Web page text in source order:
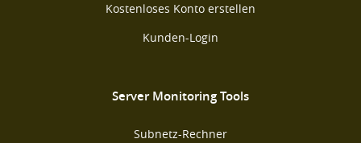
Kostenloses Konto erstellen
Kunden-Login
Server Monitoring Tools
Subnetz-Rechner